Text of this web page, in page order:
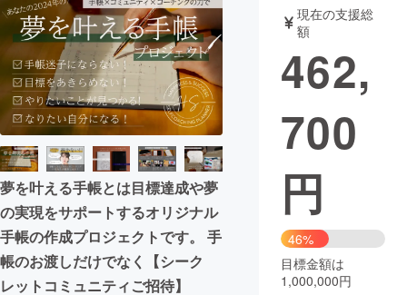
アート・写真 音楽
テクノロジー・ガジェット ゲーム・サ
映像・映画
ビジネス・起業
まちづくり・地域活性化
CAMPFIRE for Social Good
CAMPFIRE Creation
夢を叶える手帳とは目標達成や夢
の実現をサポートするオリジナル
手帳の作成プロジェクトです。 手
帳のお渡しだけでなく【シーク
レットコミュニティご招待】
現在の支援総
額
462,
700
円
46%
目標金額は
1,000,000円